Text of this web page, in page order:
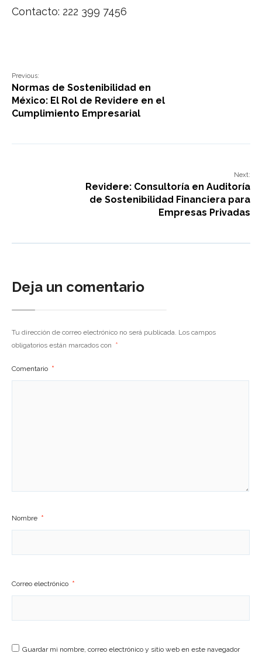
Contacto: 222 399 7456
Previous:
Normas de Sostenibilidad en
México: El Rol de Revidere en el
Cumplimiento Empresarial
Next:
Revidere: Consultoría en Auditoría
de Sostenibilidad Financiera para
Empresas Privadas
Deja un comentario
Tu dirección de correo electrónico no será publicada. Los campos
obligatorios están marcados con *
Comentario *
Nombre *
Correo electrónico *
Guardar mi nombre, correo electrónico y sitio web en este navegador